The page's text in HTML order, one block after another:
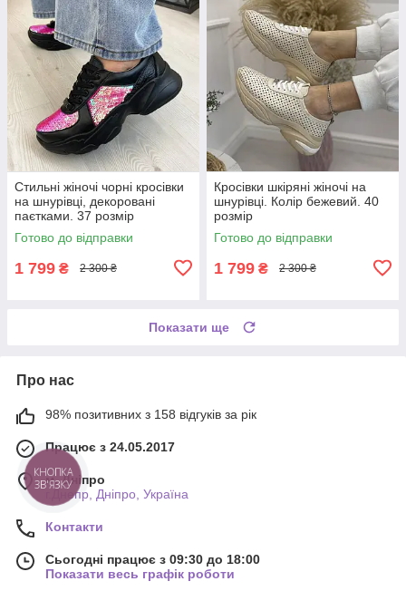
Стильні жіночі чорні кросівки
на шнурівці, декоровані
паєтками. 37 розмір
Готово до відправки
1 799 ₴ 2 300 ₴
Кросівки шкіряні жіночі на
шнурівці. Колір бежевий. 40
розмір
Готово до відправки
1 799 ₴ 2 300 ₴
Показати ще
Про нас
98% позитивних з 158 відгуків за рік
Працює з 24.05.2017
м. Дніпро
г.Днепр, Дніпро, Україна
Контакти
Сьогодні працює з 09:30 до 18:00
Показати весь графік роботи
КНОПКА
ЗВ'ЯЗКУ